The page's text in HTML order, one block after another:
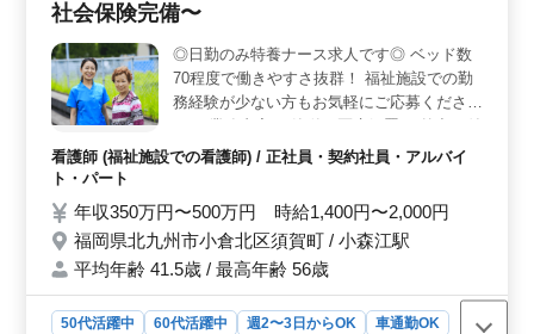
ど、看護業務全般に携わります。忙しい時は介護業務も
りますので安心して業務に取り組めます。 ＜車通勤
可能で働きやすい環境＞ 車通勤可能で無料駐車場も完
備されています。福祉施設での看護経験者は条件面で優
遇され、若手育成の経験のある方も歓迎です。経験を活
かしてデイサービスでの業務にチャレンジしませんか？
社会保険完備〜
◎日勤のみ特養ナース求人です◎ ベッド数
70程度で働きやすさ抜群！ 福祉施設での勤
務経験が少ない方もお気軽にご応募くださ
き添い ・介護職員への医療に関する指導 ・
の防止 ・感染性胃腸炎など感染症発生の予
防、蔓延の防止 等 ※夜勤なし ※長期勤務希
望者歓迎
看護師 (福祉施設での看護師) / 正社員・契約社員・アルバイ
ト・パート
年収350万円〜500万円 時給1,400円〜2,000円
福岡県北九州市小倉北区須賀町 / 小森江駅
平均年齢 41.5歳 / 最高年齢 56歳
50代活躍中 60代活躍中 週2〜3日からOK
車通勤OK